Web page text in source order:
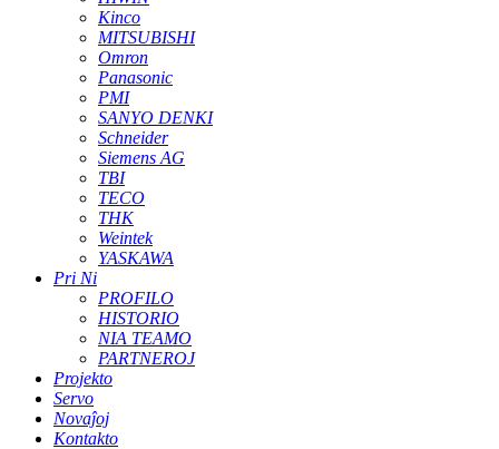
Kinco
MITSUBISHI
Omron
Panasonic
PMI
SANYO DENKI
Schneider
Siemens AG
TBI
TECO
THK
Weintek
YASKAWA
Pri Ni
PROFILO
HISTORIO
NIA TEAMO
PARTNEROJ
Projekto
Servo
Novaĵoj
Kontakto